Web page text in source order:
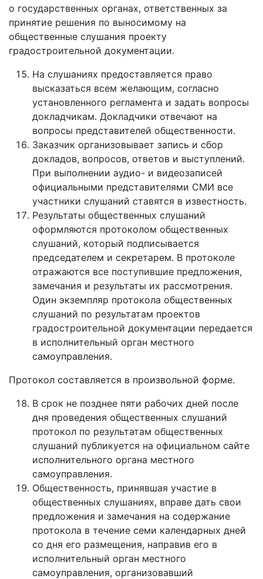
о государственных органах, ответственных за
принятие решения по выносимому на
общественные слушания проекту
градостроительной документации.
На слушаниях предоставляется право
высказаться всем желающим, согласно
установленного регламента и задать вопросы
докладчикам. Докладчики отвечают на
вопросы представителей общественности.
Заказчик организовывает запись и сбор
докладов, вопросов, ответов и выступлений.
При выполнении аудио- и видеозаписей
официальными представителями СМИ все
участники слушаний ставятся в известность.
Результаты общественных слушаний
оформляются протоколом общественных
слушаний, который подписывается
председателем и секретарем. В протоколе
отражаются все поступившие предложения,
замечания и результаты их рассмотрения.
Один экземпляр протокола общественных
слушаний по результатам проектов
градостроительной документации передается
в исполнительный орган местного
самоуправления.
Протокол составляется в произвольной форме.
В срок не позднее пяти рабочих дней после
дня проведения общественных слушаний
протокол по результатам общественных
слушаний публикуется на официальном сайте
исполнительного органа местного
самоуправления.
Общественность, принявшая участие в
общественных слушаниях, вправе дать свои
предложения и замечания на содержание
протокола в течение семи календарных дней
со дня его размещения, направив его в
исполнительный орган местного
самоуправления, организовавший